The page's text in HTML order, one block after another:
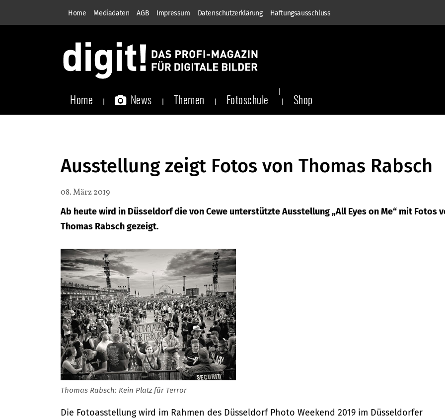
Home Mediadaten AGB Impressum Datenschutzerklärung Haftungsausschluss
Home News Themen Fotoschule Shop
Ausstellung zeigt Fotos von Thomas Rabsch
08. März 2019
Ab heute wird in Düsseldorf die von Cewe unterstützte Ausstellung „All Eyes on Me“ mit Fotos
Thomas Rabsch gezeigt.
Thomas Rabsch: Kein Platz für Terror
Die Fotoasstellung wird im Rahmen des Düsseldorf Photo Weekend 2019 im Düsseldorfer